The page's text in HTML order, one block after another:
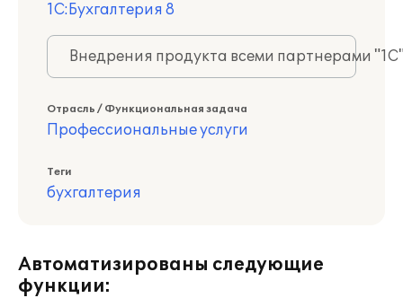
1С:Бухгалтерия 8
Внедрения продукта всеми партнерами
Отрасль / Функциональная задача
Профессиональные услуги
Теги
бухгалтерия
Автоматизированы следующие
функции: